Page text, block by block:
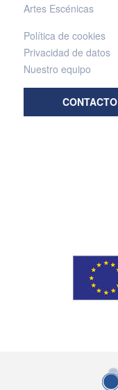
Artes Escénicas
Política de cookies
Privacidad de datos
Nuestro equipo
CONTACTO